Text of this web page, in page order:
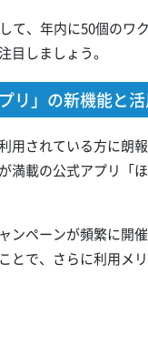
て、年内に50個の
目しましょう。
リ」の新機能と
用されている方に朗
満載の公式アプリ「
ンペーンが頻繁に開
とで、さらに利用メ